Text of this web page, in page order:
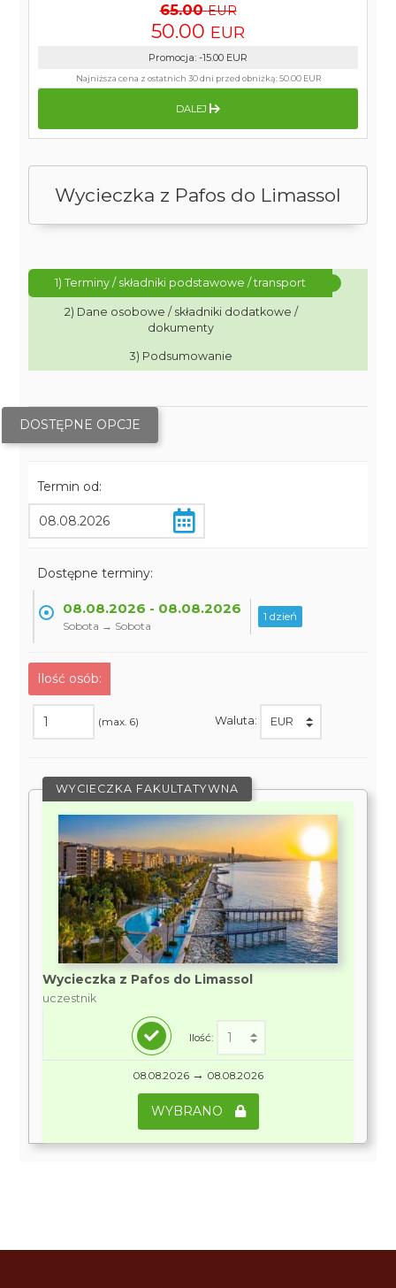
Wycieczka z Pafos do Limassol
1) Terminy / składniki podstawowe / transport
2) Dane osobowe / składniki dodatkowe /
dokumenty
3) Podsumowanie
DOSTĘPNE OPCJE
Termin od:
Dostępne terminy:
08.08.2026 - 08.08.2026
Sobota → Sobota
1 dzień
Ilość osób:
(max. 6) Waluta:
WYCIECZKA FAKULTATYWNA
Wycieczka z Pafos do Limassol
uczestnik
Ilość:
08.08.2026 → 08.08.2026
WYBRANO
65.00 EUR
50.00 EUR
Promocja: -15.00 EUR
Najniższa cena z ostatnich 30 dni przed obniżką:50.00 EUR
DALEJ